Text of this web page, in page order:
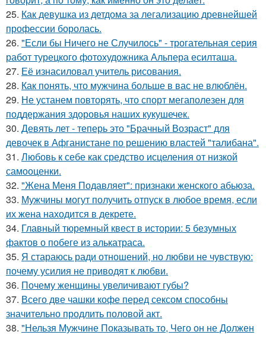
25. Как девушка из детдома за легализацию древнейшей
профессии боролась.
26. "Если бы Ничего не Случилось" - трогательная серия
работ турецкого фотохудожника Альпера есилташа.
27. Её изнасиловал учитель рисования.
28. Как понять, что мужчина больше в вас не влюблён.
29. Не устанем повторять, что спорт мегаполезен для
поддержания здоровья наших кукушечек.
30. Девять лет - теперь это "Брачный Возраст" для
девочек в Афганистане по решению властей "талибана".
31. Любовь к себе как средство исцеления от низкой
самооценки.
32. "Жена Меня Подавляет": признаки женского абьюза.
33. Мужчины могут получить отпуск в любое время, если
их жена находится в декрете.
34. Главный тюремный квест в истории: 5 безумных
фактов о побеге из алькатраса.
35. Я стараюсь ради отношений, но любви не чувствую:
почему усилия не приводят к любви.
36. Почему женщины увеличивают губы?
37. Всего две чашки кофе перед сексом способны
значительно продлить половой акт.
38. "Нельзя Мужчине Показывать то, Чего он не Должен